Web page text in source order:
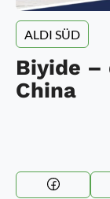
ALDI SÜD
Biyide –
China